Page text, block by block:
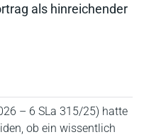
als hinreichender
– 6 SLa 315/25) hatte
ob ein wissentlich